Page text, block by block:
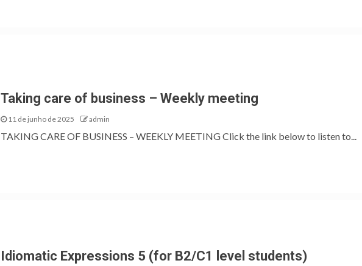
Taking care of business – Weekly meeting
11 de junho de 2025 admin
TAKING CARE OF BUSINESS – WEEKLY MEETING Click the link below to listen to...
Idiomatic Expressions 5 (for B2/C1 level students)